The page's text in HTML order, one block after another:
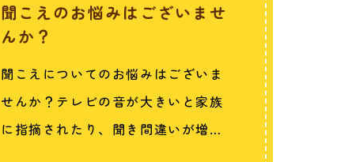
聞こえのお悩みはございませ
んか？
聞こえについてのお悩みはございま
せんか？テレビの音が大きいと家族
に指摘されたり、聞き間違いが増え